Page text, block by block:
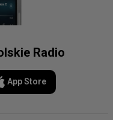
Radio
App Store